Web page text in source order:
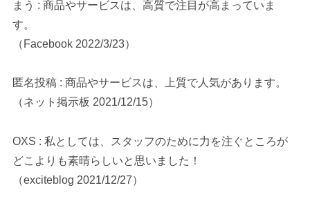
まう : 商品やサービスは、高質で注目が高まっていま
す。
（Facebook 2022/3/23）
匿名投稿 : 商品やサービスは、上質で人気があります。
（ネット掲示板 2021/12/15）
OXS : 私としては、スタッフのために力を注ぐところが
どこよりも素晴らしいと思いました！
（exciteblog 2021/12/27）